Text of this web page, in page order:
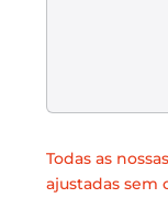
Todas as
ajustadas sem